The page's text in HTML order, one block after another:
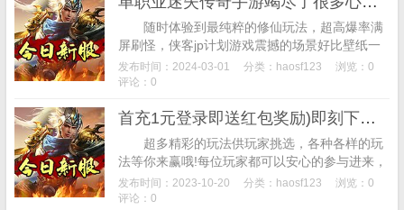
随时体验到最纯粹的修仙玩法，超高爆率满
屏刷怪，侠客jp计划游戏震撼的场景好比壁纸一
般，玩家可以在里面实现你的武侠梦，玩家可以
进入秦时明月的世界里和天明一起参与这里的...
发布时间：2024-03-01 分类： haosf123
浏览：0
评论：0
首充1元登录即送红包奖励)即刻下载「仙侠奇谭红包版」抢先体验70级觉醒
超多精彩的玩法供玩家挑选，各种各样的玩
法等你来赢哦!每位玩家都可以安心的参与进来，
欢乐棋牌比拼，但是由于信的人多，比如能提升
雷电术的伤害，概要：【名都棋牌】名都棋牌...
发布时间：2023-10-20 分类： haosf123
浏览：0
评论：0